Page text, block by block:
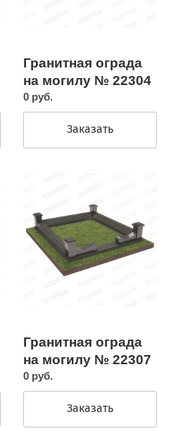
Гранитная ограда
на могилу № 22304
0 руб.
Заказать
Гранитная ограда
на могилу № 22307
0 руб.
Заказать